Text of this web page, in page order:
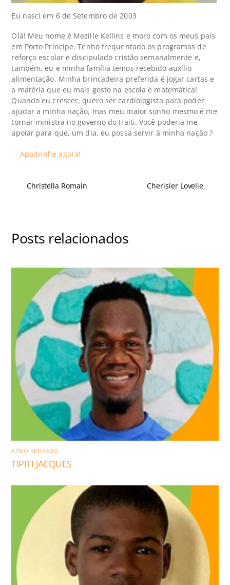
Eu nasci em 6 de Setembro de 2003
Olá! Meu nome é Mezille Kellins e moro com os meus pais
em Porto Príncipe. Tenho frequentado os programas de
reforço escolar e discipulado cristão semanalmente e,
também, eu e minha família temos recebido auxílio
alimentação. Minha brincadeira preferida é jogar cartas e
a matéria que eu mais gosto na escola é matemática!
Quando eu crescer, quero ser cardiologista para poder
ajudar a minha nação, mas meu maior sonho mesmo é me
tornar ministra no governo do Haiti. Você poderia me
apoiar para que, um dia, eu possa servir à minha nação ?
Apadrinhe agora!
Christella Romain Cherisier Lovelie
Posts relacionados
ATIVO RETIRADO
TIPITI JACQUES